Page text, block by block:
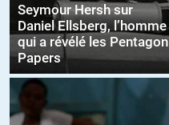
Seymour Hersh sur
Daniel Ellsberg, l’homme
qui a révélé les Pentagon
Papers